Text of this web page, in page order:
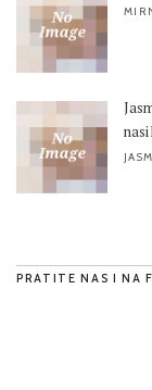
PRATITE NAS I NA